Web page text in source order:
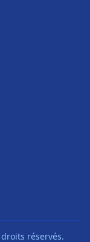
réservés.